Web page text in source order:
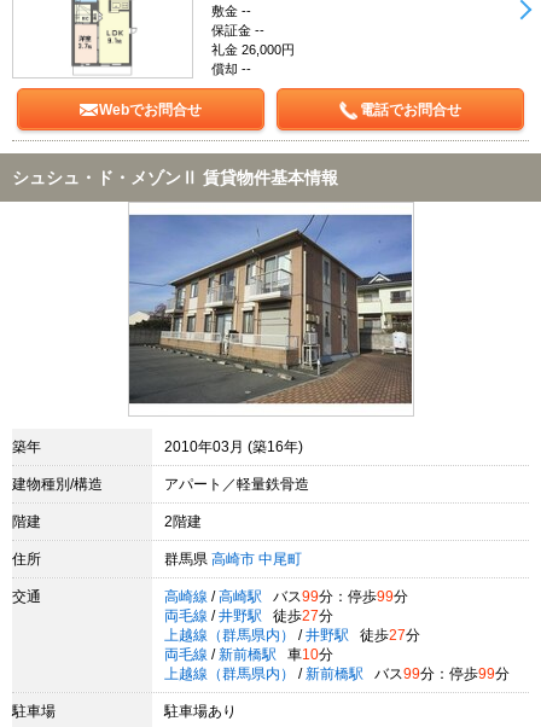
敷金 --
保証金 --
礼金 26,000円
償却 --
Webでお問合せ 電話でお問合せ
シュシュ・ド・メゾンⅡ 賃貸物件基本情報
築年 2010年03月 (築16年)
建物種別/構造 アパート／軽量鉄骨造
階建 2階建
住所 群馬県 高崎市 中尾町
交通 高崎線 / 高崎駅 バス99分：停歩99分
両毛線 / 井野駅 徒歩27分
上越線（群馬県内）
/ 井野駅 徒歩27分
両毛線 / 新前橋駅 車10分
上越線（群馬県内）
/ 新前橋駅 バス99分：停歩99分
駐車場 駐車場あり